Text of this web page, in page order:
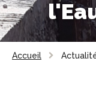
Accueil